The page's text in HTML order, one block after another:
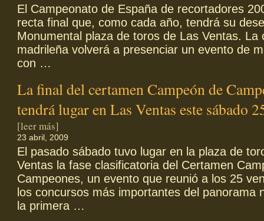
El Campeonato de España de recortadores
recta final que, como cada año, tendrá su
Monumental plaza de toros de Las Ventas. La
madrileña volverá a presenciar un evento de
con …
La final del certamen Campeón de
tendrá lugar en Las Ventas este sábado
[leer más]
23 abril, 2009
El pasado sábado tuvo lugar en la plaza de
Ventas la fase clasificatoria del Certamen
Campeones, un evento que reunió a los 25
los concursos más importantes del panorama
la primera …